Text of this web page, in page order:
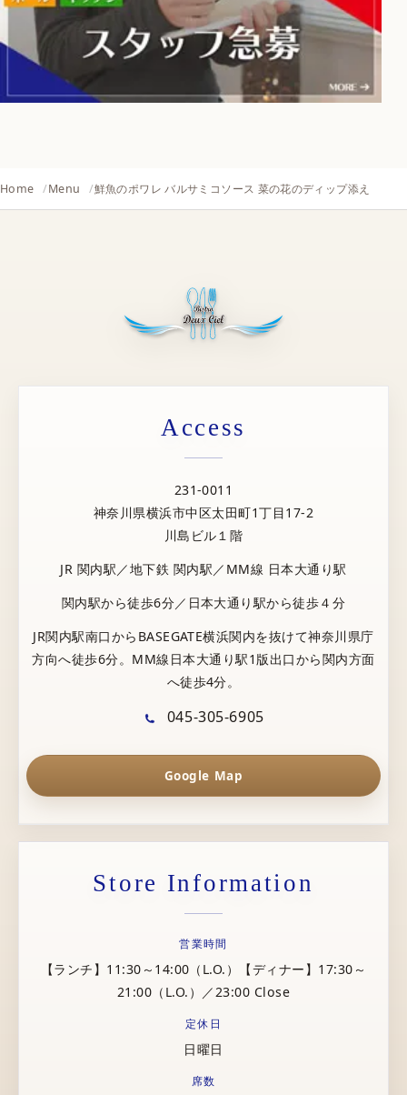
Home Menu 鮮魚のポワレ バルサミコソース 菜の花のディップ添え
Access
231-0011
神奈川県横浜市中区太田町1丁目17-2
川島ビル１階
JR 関内駅／地下鉄 関内駅／MM線 日本大通り駅
関内駅から徒歩6分／日本大通り駅から徒歩４分
JR関内駅南口からBASEGATE横浜関内を抜けて神奈川県庁
方向へ徒歩6分。MM線日本大通り駅1版出口から関内方面
へ徒歩4分。
045-305-6905
Google Map
Store Information
営業時間
【ランチ】11:30～14:00（L.O.）【ディナー】17:30～
21:00（L.O.）／23:00 Close
定休日
日曜日
席数